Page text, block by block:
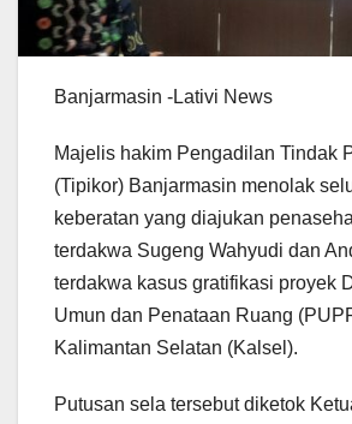
Banjarmasin -Lativi News
Majelis hakim Pengadilan Tindak
(Tipikor) Banjarmasin menolak
keberatan yang diajukan
terdakwa Sugeng Wahyudi dan
terdakwa kasus gratifikasi proyek
Umun dan Penataan Ruang
Kalimantan Selatan (Kalsel).
Putusan sela tersebut diketok